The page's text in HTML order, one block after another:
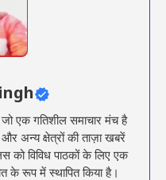
एक गतिशील समाचार मंच है
अन्य क्षेत्रों की ताज़ा खबरें
को विविध पाठकों के लिए एक
के रूप में स्थापित किया है।